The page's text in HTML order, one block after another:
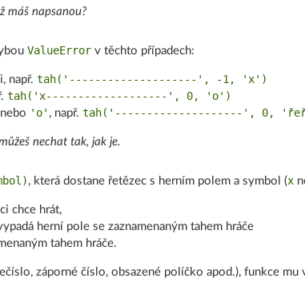
máš napsanou?
ValueErrorv těchto případech:
např. tah('--------------------', -1, 'x')
tah('x-------------------', 0, 'o')
nebo 'o' , např. tah('--------------------', 0,
nechat tak, jak je.
, která dostane řetězec s herním polem a symbol (x
chce hrát,
herní pole se zaznamenaným tahem hráče
tahem hráče.
záporné číslo, obsazené políčko apod.), funkce mu